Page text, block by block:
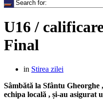
U16 /
Final
in Stirea zilei
Sâmbătă la Sfântu Gheorghe
echipa locală , și-au asigurat